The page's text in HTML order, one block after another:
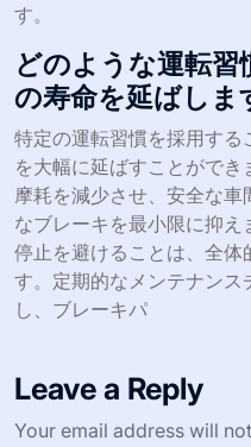
す。
どのような運転
の寿命を延ばしま
特定の運転習慣を採用す
を大幅に延ばすことがで
摩耗を減少させ、安全な
なブレーキを最小限に抑
停止を避けることは、全体
す。定期的なメンテナン
し、ブレーキパ
Leave a Reply
Your email address will